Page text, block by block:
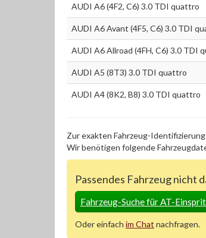
AUDI A6 (4F2, C6) 3.0 TDI quattro
AUDI A6 Avant (4F5, C6) 3.0 TDI
AUDI A6 Allroad (4FH, C6) 3.0 TDI
AUDI A5 (8T3) 3.0 TDI quattro
AUDI A4 (8K2, B8) 3.0 TDI quattro
Zur exakten Fahrzeug-
Wir benötigen folgende
Passendes Fahrzeug nicht
Fahrzeug-Suche für AT-
Oder einfach im Chat nachfragen.